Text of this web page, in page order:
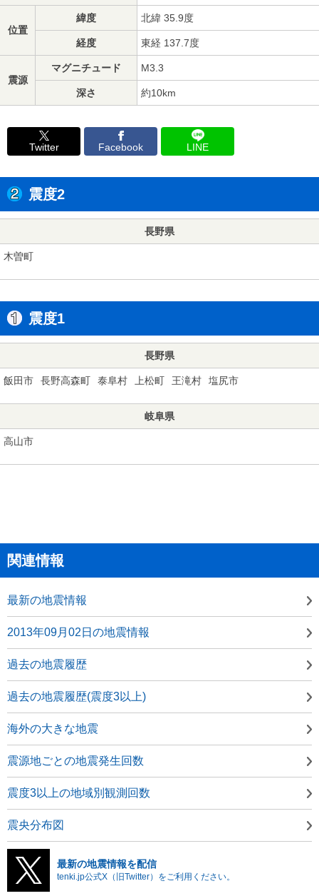
位置
緯度 北緯 35.9度
経度 東経 137.7度
震源
マグニチュード M3.3
深さ 約10km
Twitter Facebook LINE
震度2
長野県
木曽町
震度1
長野県
飯田市 長野高森町 泰阜村 上松町 王滝村 塩尻市
岐阜県
高山市
関連情報
最新の地震情報
2013年09月02日の地震情報
過去の地震履歴
過去の地震履歴(震度3以上)
海外の大きな地震
震源地ごとの地震発生回数
震度3以上の地域別観測回数
震央分布図
最新の地震情報を配信
tenki.jp公式X（旧Twitter）をご利用ください。